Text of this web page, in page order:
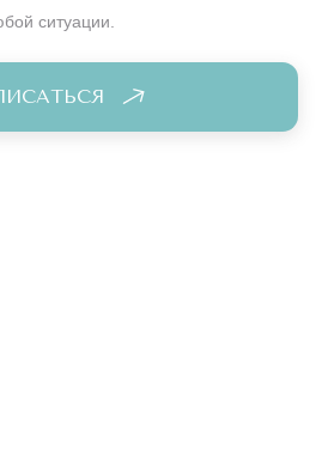
ситуации.